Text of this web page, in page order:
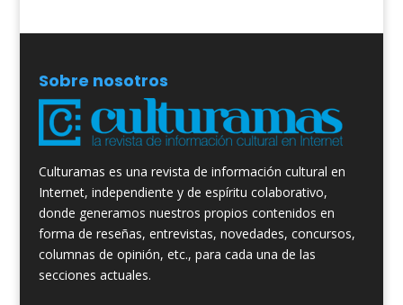
Sobre nosotros
Culturamas es una revista de información cultural en
Internet, independiente y de espíritu colaborativo,
donde generamos nuestros propios contenidos en
forma de reseñas, entrevistas, novedades, concursos,
columnas de opinión, etc., para cada una de las
secciones actuales.